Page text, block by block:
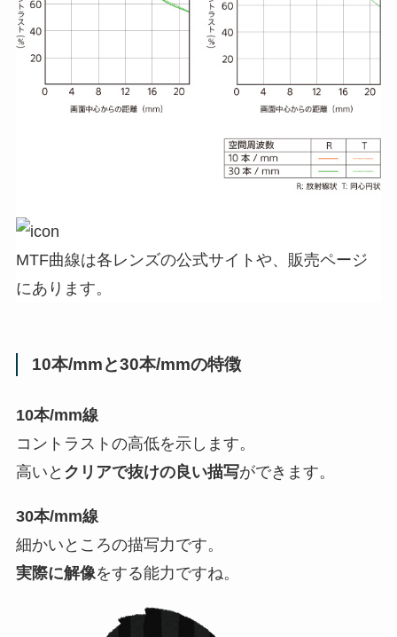
MTF曲線は各レンズの公式サイトや、販売ページ
にあります。
10本/mmと30本/mmの特徴
10本/mm線
コントラストの高低を示します。
高いと クリアで抜けの良い描写ができます。
30本/mm線
細かいところの描写力です。
実際に解像をする能力ですね。